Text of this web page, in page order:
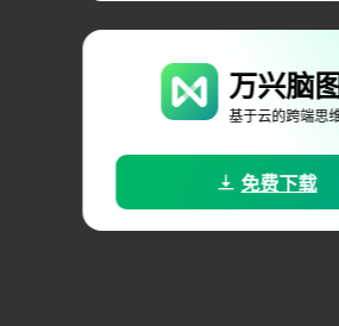
万兴脑图
基于云的跨端思
免费下载